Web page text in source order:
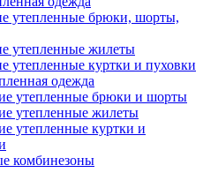
утепленные брюки, шорты,
утепленные жилеты
утепленные куртки и пуховки
одежда
утепленные брюки и шорты
утепленные жилеты
утепленные куртки и
комбинезоны